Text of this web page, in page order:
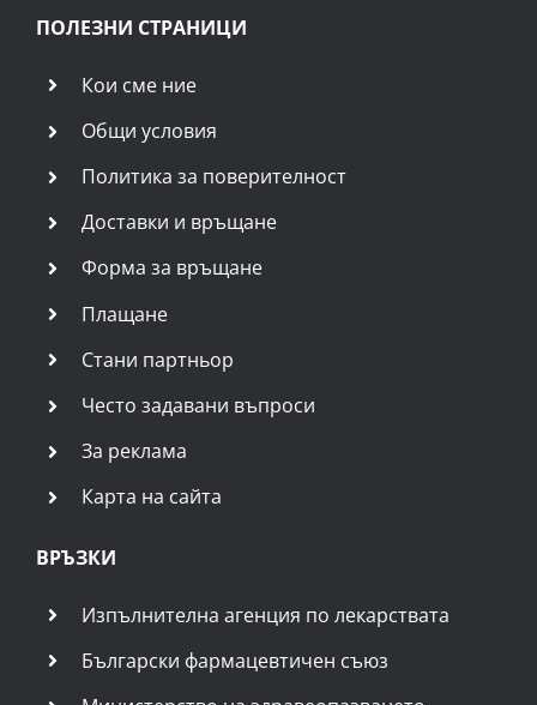
ПОЛЕЗНИ СТРАНИЦИ
Кои сме ние
Общи условия
Политика за поверителност
Доставки и връщане
Форма за връщане
Плащане
Стани партньор
Често задавани въпроси
За реклама
Карта на сайта
ВРЪЗКИ
Изпълнителна агенция по лекарствата
Български фармацевтичен съюз